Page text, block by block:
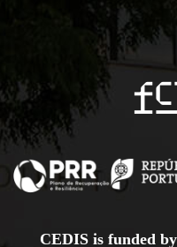
CEDIS is funded